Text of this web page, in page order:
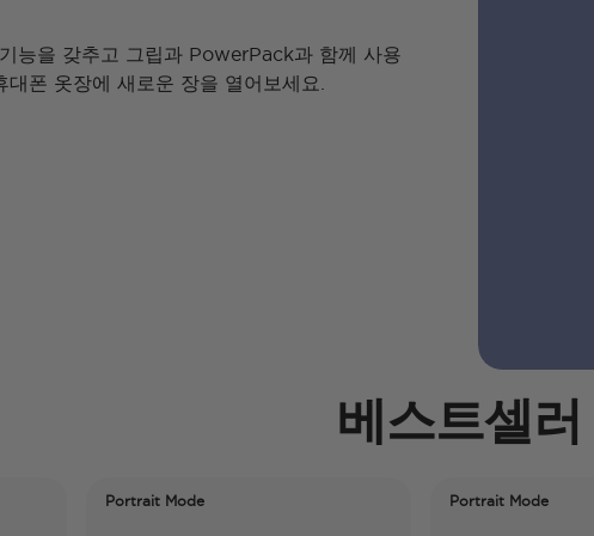
능을 갖추고 그립과 PowerPack과 함께 사용
폰 옷장에 새로운 장을 열어보세요.
베스트셀러
Portrait Mode Portrait Mode